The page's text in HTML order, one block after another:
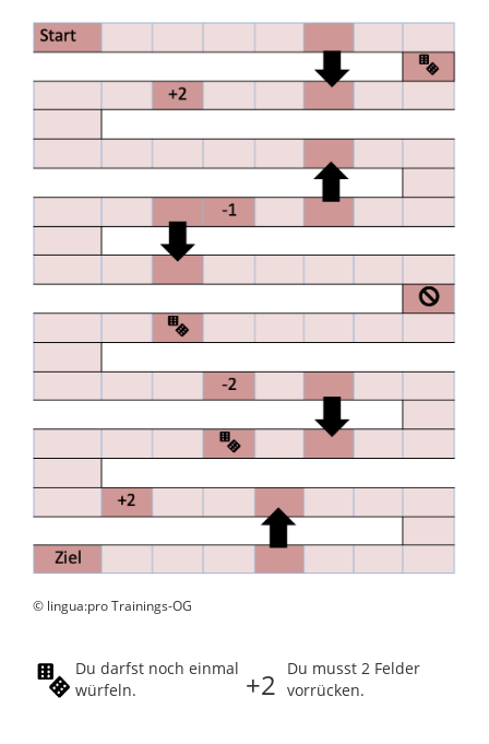
© lingua:pro Trainings-OG
Du darfst noch einmal
würfeln.
+2
Du musst 2 Felder
vorrücken.